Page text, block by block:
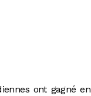
ont gagné en